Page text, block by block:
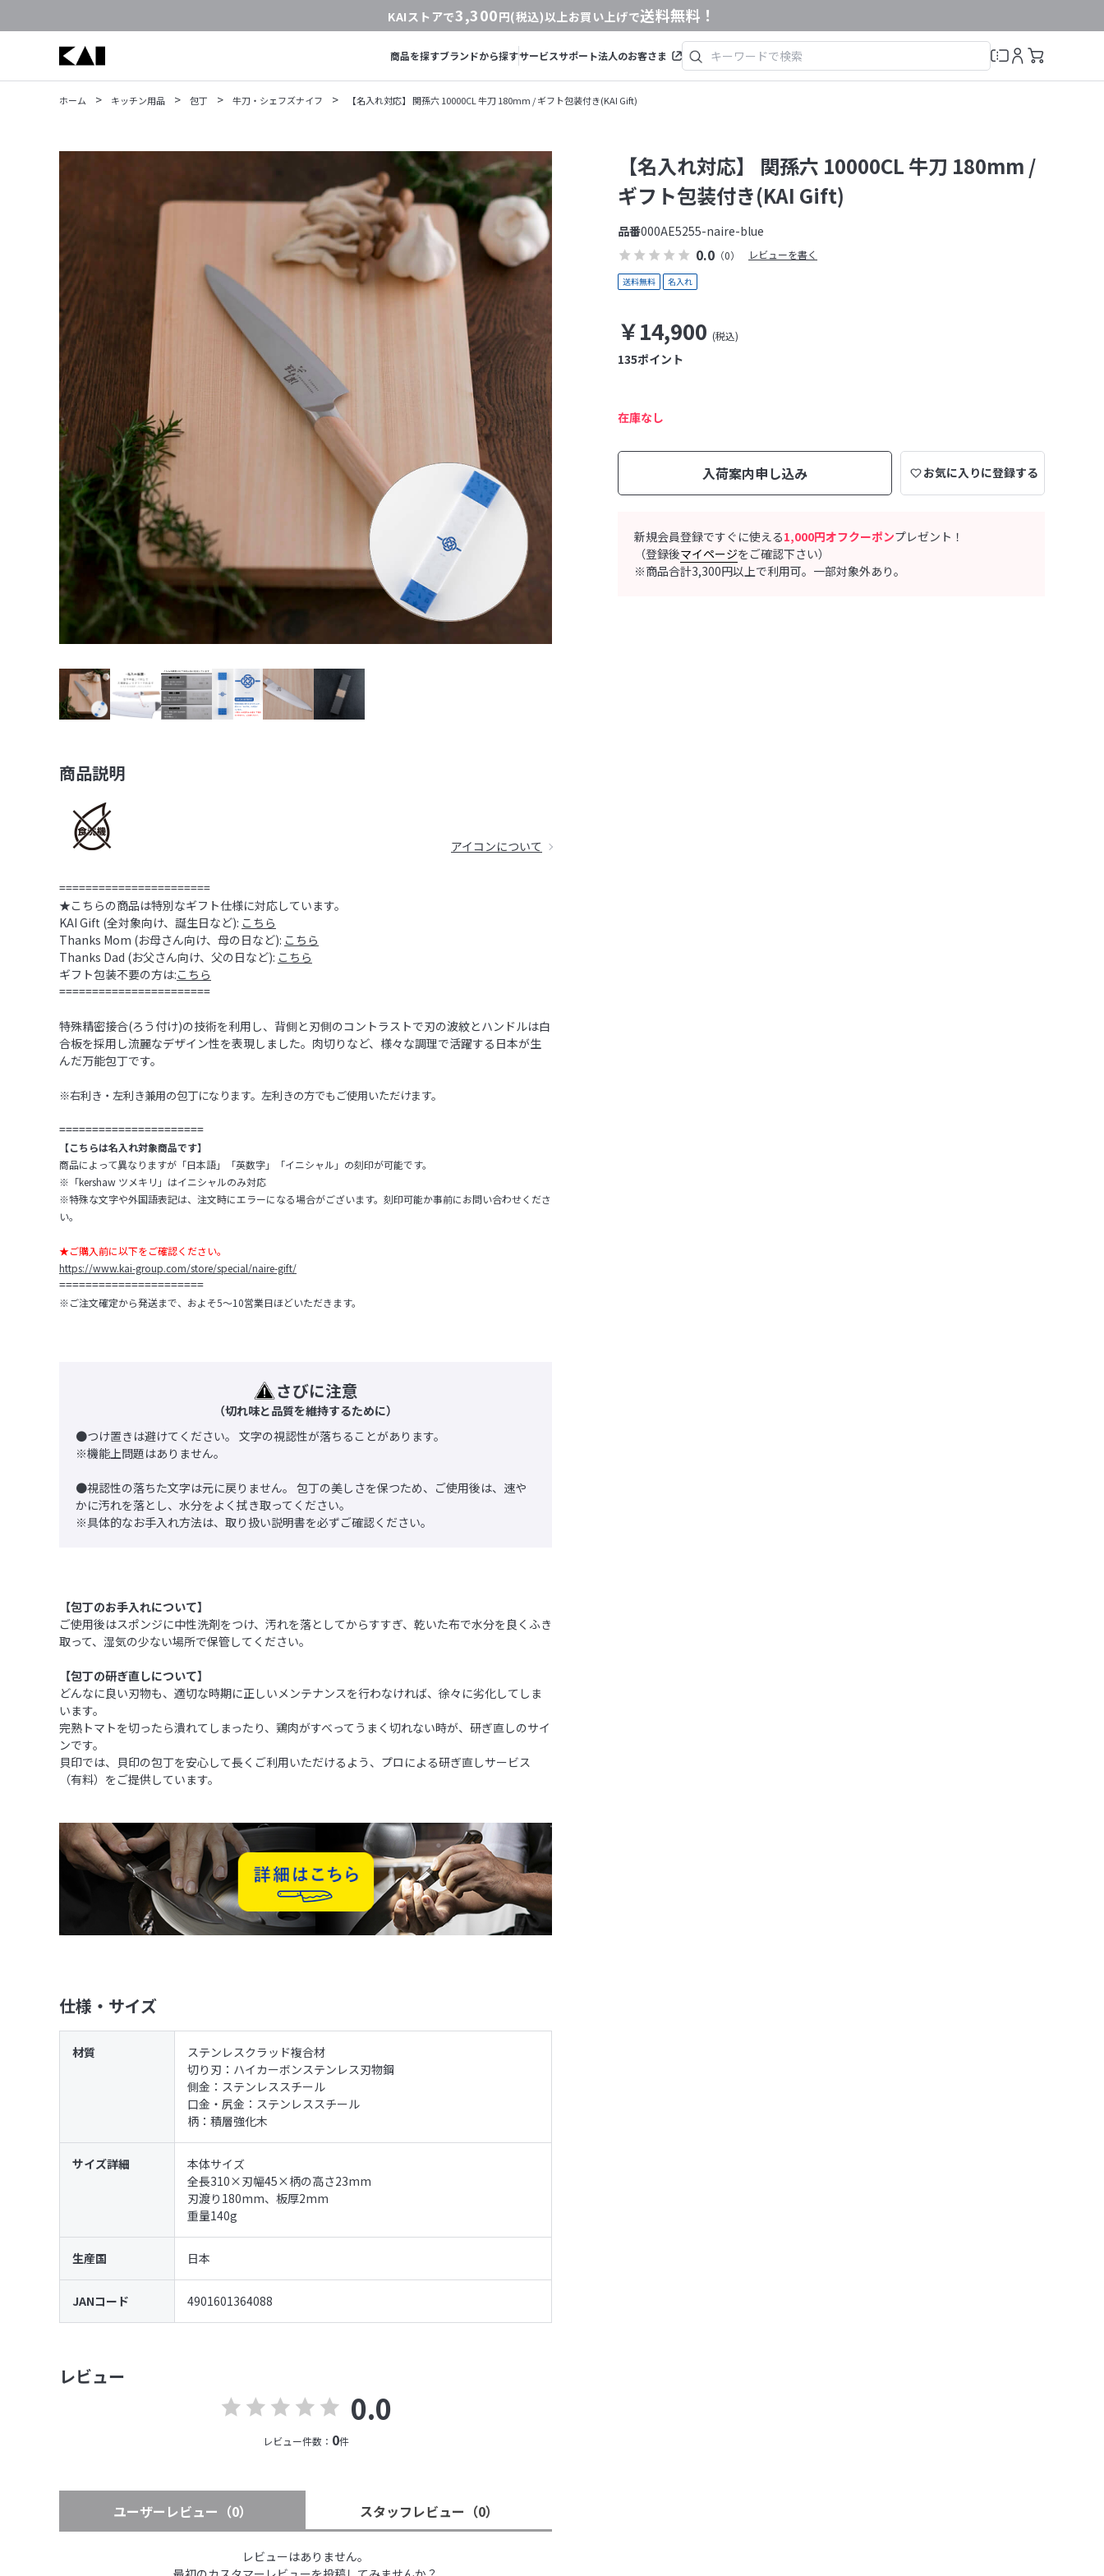
KAIストアで3,300円(税込)以上お買い上げで送料無料！
商品を探すブランドから探すサービスサポート法人のお客さま
ホーム > キッチン用品 > 包丁 > 牛刀・シェフズナイフ > 【名入れ対応】 関孫六 10000CL 牛刀 180mm / ギフト包装付き(KAI Gift)
商品説明
アイコンについて
=======================
★こちらの商品は特別なギフト仕様に対応しています。
KAI Gift (全対象向け、誕生日など): こちら
Thanks Mom (お母さん向け、母の日など): こちら
Thanks Dad (お父さん向け、父の日など): こちら
ギフト包装不要の方は:こちら
=======================
特殊精密接合(ろう付け)の技術を利用し、背側と刃側のコントラストで刃の波紋とハンドルは白
合板を採用し流麗なデザイン性を表現しました。肉切りなど、様々な調理で活躍する日本が生
んだ万能包丁です。
※右利き・左利き兼用の包丁になります。左利きの方でもご使用いただけます。
======================
【こちらは名入れ対象商品です】
商品によって異なりますが「日本語」「英数字」「イニシャル」の刻印が可能です。
※「kershaw ツメキリ」はイニシャルのみ対応
※特殊な文字や外国語表記は、注文時にエラーになる場合がございます。刻印可能か事前にお問い合わせくださ
い。
★ご購入前に以下をご確認ください。
https://www.kai-group.com/store/special/naire-gift/
======================
※ご注文確定から発送まで、およそ5～10営業日ほどいただきます。
さびに注意
（切れ味と品質を維持するために）
●つけ置きは避けてください。 文字の視認性が落ちることがあります。
※機能上問題はありません。
●視認性の落ちた文字は元に戻りません。 包丁の美しさを保つため、ご使用後は、速や
かに汚れを落とし、水分をよく拭き取ってください。
※具体的なお手入れ方法は、取り扱い説明書を必ずご確認ください。
【包丁のお手入れについて】
ご使用後はスポンジに中性洗剤をつけ、汚れを落としてからすすぎ、乾いた布で水分を良くふき
取って、湿気の少ない場所で保管してください。
【包丁の研ぎ直しについて】
どんなに良い刃物も、適切な時期に正しいメンテナンスを行わなければ、徐々に劣化してしま
います。
完熟トマトを切ったら潰れてしまったり、鶏肉がすべってうまく切れない時が、研ぎ直しのサイ
ンです。
貝印では、貝印の包丁を安心して長くご利用いただけるよう、プロによる研ぎ直しサービス
（有料）をご提供しています。
仕様・サイズ
材質
ステンレスクラッド複合材
切り刃：ハイカーボンステンレス刃物鋼
側金：ステンレススチール
口金・尻金：ステンレススチール
柄：積層強化木
サイズ詳細
本体サイズ
全長310×刃幅45×柄の高さ23mm
刃渡り180mm、板厚2mm
重量140g
生産国 日本
JANコード 4901601364088
レビュー
0.0
レビュー件数： 0件
ユーザーレビュー （0） スタッフレビュー （0）
レビューはありません。
0.0 （0） レビューを書く
【名入れ対応】 関孫六 10000CL 牛刀 180mm /
ギフト包装付き(KAI Gift)
￥14,900
品番000AE5255-naire-blue
ポイント
135
在庫なし
入荷案内申し込み お気に入りに登録する
新規会員登録ですぐに使える1,000円オフクーポンプレゼント！
（登録後マイページをご確認下さい）
※商品合計3,300円以上で利用可。一部対象外あり。